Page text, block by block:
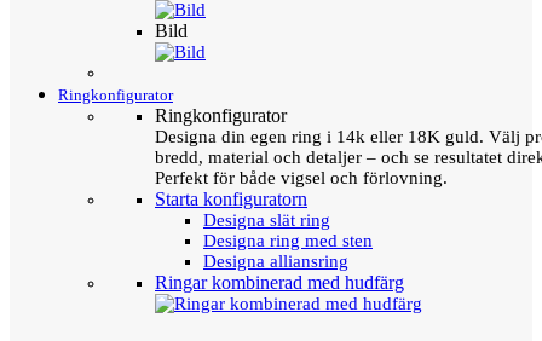
Bild
Ringkonfigurator
Ringkonfigurator
Designa din egen ring i 14k eller 18K guld. Välj
bredd, material och detaljer – och se resultatet
Perfekt för både vigsel och förlovning.
Starta konfiguratorn
Designa slät ring
Designa ring med sten
Designa alliansring
Ringar kombinerad med hudfärg